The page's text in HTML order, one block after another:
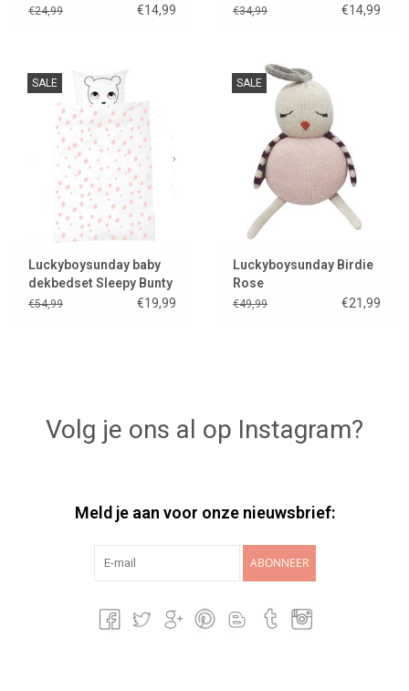
Nulle
€24,99 €14,99 €34,99 €14,99
SALE
Luckyboysunday baby
dekbedset Sleepy Bunty
€54,99 €19,99
SALE
Luckyboysunday Birdie
Rose
€49,99 €21,99
Volg je ons al op Instagram?
Meld je aan voor onze nieuwsbrief:
ABONNEER